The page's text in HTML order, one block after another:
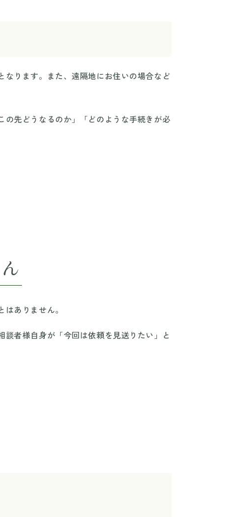
ります。また、遠隔地にお住いの場合など
先どうなるのか」「どのような手続きが必
ありません。
者様自身が「今回は依頼を見送りたい」と